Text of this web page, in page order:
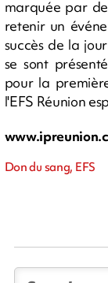
marquée par
retenir un
succès de la
se sont
pour la
l'EFS Réunion
Don du sang, EFS